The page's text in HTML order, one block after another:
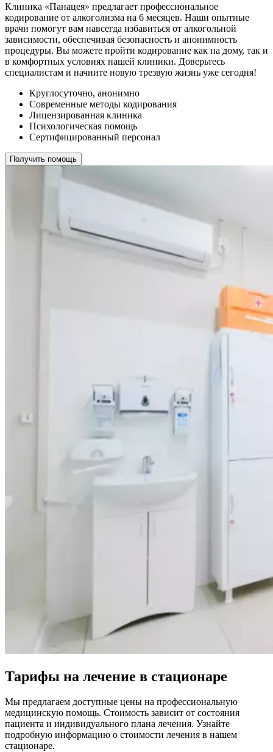
Клиника «Панацея» предлагает профессиональное
кодирование от алкоголизма на 6 месяцев. Наши опытные
врачи помогут вам навсегда избавиться от алкогольной
зависимости, обеспечивая безопасность и анонимность
процедуры. Вы можете пройти кодирование как на дому, так и
в комфортных условиях нашей клиники. Доверьтесь
специалистам и начните новую трезвую жизнь уже сегодня!
Круглосуточно, анонимно
Современные методы кодирования
Лицензированная клиника
Психологическая помощь
Сертифицированный персонал
Получить помощь
Тарифы на лечение в стационаре
Мы предлагаем доступные цены на профессиональную
медицинскую помощь. Стоимость зависит от состояния
пациента и индивидуального плана лечения. Узнайте
подробную информацию о стоимости лечения в нашем
стационаре.